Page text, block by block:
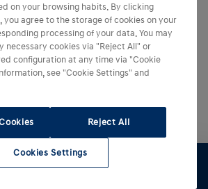
on your browsing habits. By clicking
you agree to the storage of cookies on your
processing of your data. You may
necessary cookies via "Reject All" or
configuration at any time via "Cookie
see "Cookie Settings" and
Reject All
Cookies Settings